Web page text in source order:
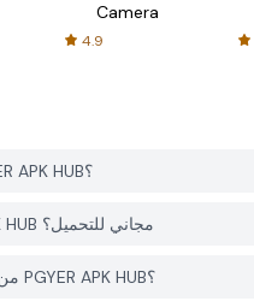
Camera
4.9
كيف يمكنني تحميل WifiHack من PGYER APK HUB؟
هل التطبيق WifiHack على PGYER APK HUB مجاني للتحميل؟
هل أحتاج إلى حساب لتحميل WifiHack من PGYER APK HUB؟